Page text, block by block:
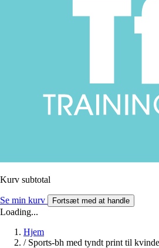
Kurv subtotal
Se min kurv Fortsæt med at handle
Loading...
Hjem
/ Sports-bh med tyndt print til